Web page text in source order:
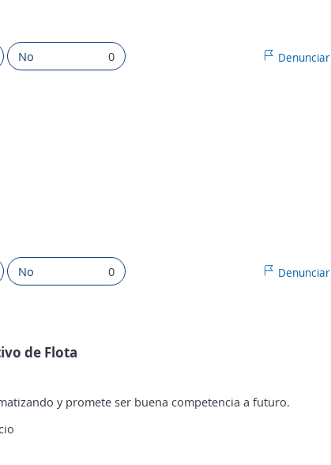
No 0 Denunciar
No 0 Denunciar
de Flota
y promete ser buena competencia a futuro.